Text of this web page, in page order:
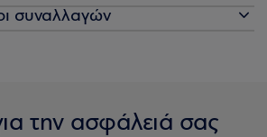
συναλλαγών
την ασφάλειά σας